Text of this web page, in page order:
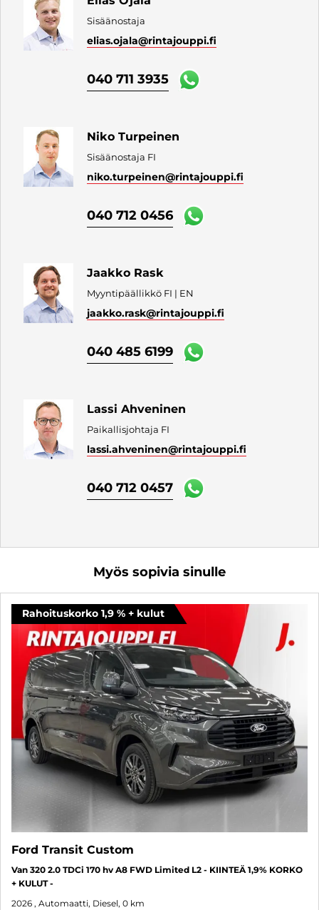
Sisäänostaja
elias.ojala@rintajouppi.fi
040 711 3935
Niko Turpeinen
Sisäänostaja FI
niko.turpeinen@rintajouppi.fi
040 712 0456
Jaakko Rask
Myyntipäällikkö FI | EN
jaakko.rask@rintajouppi.fi
040 485 6199
Lassi Ahveninen
Paikallisjohtaja FI
lassi.ahveninen@rintajouppi.fi
040 712 0457
Myös sopivia sinulle
Rahoituskorko 1,9 % + kulut
Ford Transit Custom
Van 320 2.0 TDCi 170 hv A8 FWD Limited L2 - KIINTEÄ 1,9% KORKO
+ KULUT -
2026 , Automaatti, Diesel, 0 km